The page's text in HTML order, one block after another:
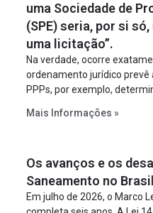
uma Sociedade de
(SPE) seria, por si
uma licitação”.
Na verdade, ocorre
ordenamento jurídico prevê
PPPs, por exemplo,
empreendimento. Ou seja, a
projeto a projeto.
Mais Informações »
Os avanços e os
Saneamento no Brasil
Em julho de 2026, o Marco